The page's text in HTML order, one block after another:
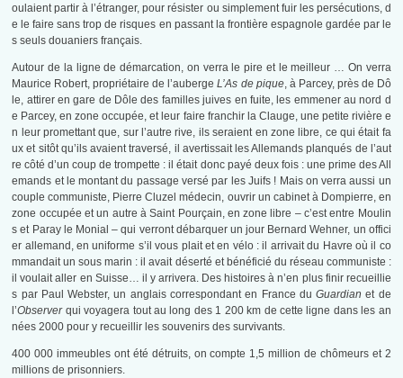
oulaient partir à l’étranger, pour résister ou simplement fuir les persécutions, d
e le faire sans trop de risques en passant la frontière espagnole gardée par le
s seuls douaniers français.
Autour de la ligne de démarcation, on verra le pire et le meilleur … On verra
Maurice Robert, propriétaire de l’aubergeL’As de pique, à Parcey, près de Dô
le, attirer en gare de Dôle des familles juives en fuite, les emmener au nord d
e Parcey, en zone occupée, et leur faire franchir la Clauge, une petite rivière e
n leur promettant que, sur l’autre rive, ils seraient en zone libre, ce qui était fa
ux et sitôt qu’ils avaient traversé, il avertissait les Allemands planqués de l’aut
re côté d’un coup de trompette : il était donc payé deux fois : une prime des All
emands et le montant du passage versé par les Juifs ! Mais on verra aussi un
couple communiste, Pierre Cluzel médecin, ouvrir un cabinet à Dompierre, en
zone occupée et un autre à Saint Pourçain, en zone libre – c’est entre Moulin
s et Paray le Monial – qui verront débarquer un jour Bernard Wehner, un offici
er allemand, en uniforme s’il vous plait et en vélo : il arrivait du Havre où il co
mmandait un sous marin : il avait déserté et bénéficié du réseau communiste :
il voulait aller en Suisse… il y arrivera. Des histoires à n’en plus finir recueillie
s par Paul Webster, un anglais correspondant en France duGuardian et de
l’Observerqui voyagera tout au long des 1 200 km de cette ligne dans les an
nées 2000 pour y recueillir les souvenirs des survivants.
400 000 immeubles ont été détruits, on compte 1,5 million de chômeurs et 2
millions de prisonniers.